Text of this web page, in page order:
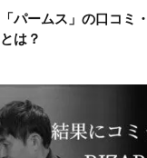
「パームス」の口コミ
とは？